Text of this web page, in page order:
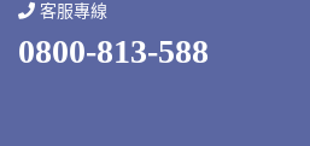
客服專線
0800-813-588